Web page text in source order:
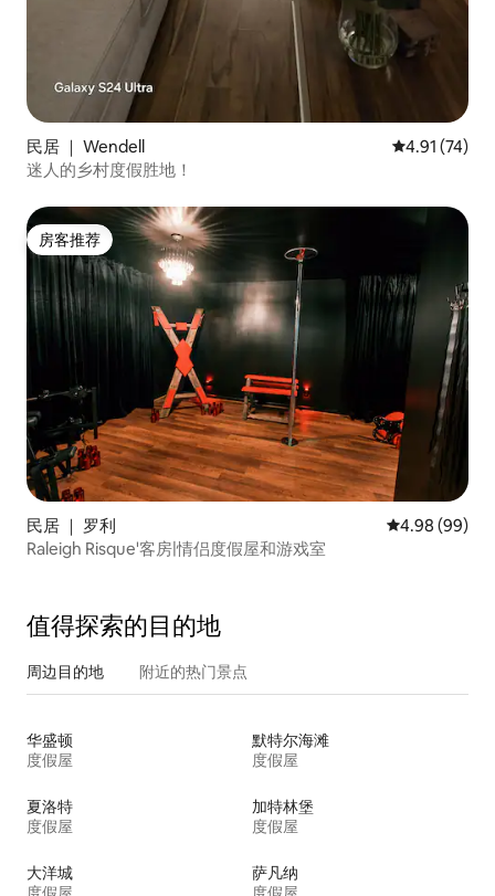
民居 ｜ Wendell 平均评分
4.91 (74)
迷人的乡村度假胜地！
房客推荐
房客推荐
民居 ｜ 罗利 平均评分 4.98
4.98 (99)
Raleigh Risque'客房|情侣度假屋和游戏室
值得探索的目的地
周边目的地 附近的热门景点
华盛顿
度假屋
默特尔海滩
度假屋
夏洛特
度假屋
加特林堡
度假屋
大洋城
萨凡纳